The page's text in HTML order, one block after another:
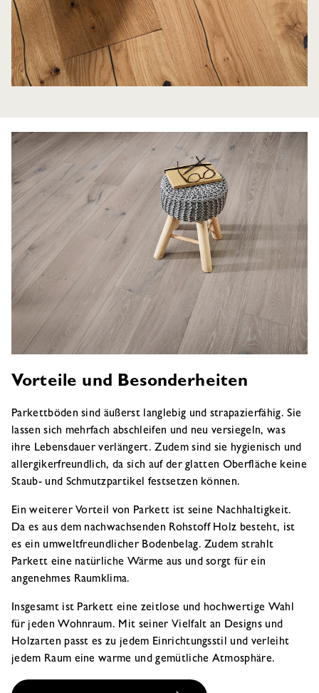
Vorteile und Besonderheiten
Parkettböden sind äußerst langlebig und strapazierfähig. Sie
lassen sich mehrfach abschleifen und neu versiegeln, was
ihre Lebensdauer verlängert. Zudem sind sie hygienisch und
allergikerfreundlich, da sich auf der glatten Oberfläche keine
Staub- und Schmutzpartikel festsetzen können.
Ein weiterer Vorteil von Parkett ist seine Nachhaltigkeit.
Da es aus dem nachwachsenden Rohstoff Holz besteht, ist
es ein umweltfreundlicher Bodenbelag. Zudem strahlt
Parkett eine natürliche Wärme aus und sorgt für ein
angenehmes Raumklima.
Insgesamt ist Parkett eine zeitlose und hochwertige Wahl
für jeden Wohnraum. Mit seiner Vielfalt an Designs und
Holzarten passt es zu jedem Einrichtungsstil und verleiht
jedem Raum eine warme und gemütliche Atmosphäre.